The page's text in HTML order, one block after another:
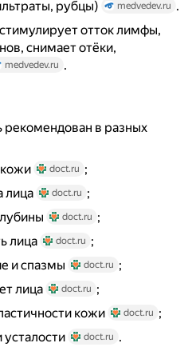
рубцы) medvedev.ru .
отток лимфы,
снимает отёки,
medvedev.ru .
в разных
кожи
doct.ru ;
лица
doct.ru ;
doct.ru ;
лица
doct.ru ;
и спазмы
doct.ru ;
лица
doct.ru ;
кожи
doct.ru ;
усталости
doct.ru .